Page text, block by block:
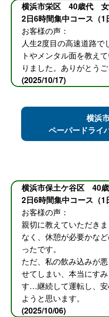
横浜市栄区 40歳代
2日6時間集中コース（1
お客様の声：
人生2度目の高速道路で
トやメンタル面を教え
りました。ありがとう
(2025/10/17)
横浜
ペーパードライ
横浜市保土ケ谷区 40
2日6時間集中コース（1
お客様の声：
親切に教えていただき
なく、休憩が必要かな
ったです。
ただ、私の飲み込みが
せてしまい、本当にす
す…継続して運転し、
ようと思います。
(2025/10/06)